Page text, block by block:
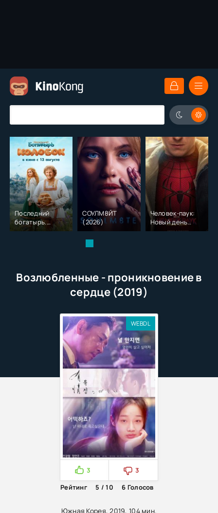
Последний
богатырь.
Колобок (2026)
СОУЛМ8ЙТ
(2026)
Человек-паук:
Новый день
(2026)
Возлюбленные - проникновение в
сердце (2019)
Южная Корея, 2019, 104 мин.
WEBDL
3
3
Рейтинг
5 / 10 6 Голосов